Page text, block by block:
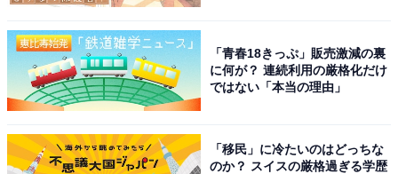
「青春18きっぷ」販売激減の裏
に何が？ 連続利用の厳格化だけ
ではない「本当の理由」
「移民」に冷たいのはどっちな
のか？ スイスの厳格過ぎる学歴